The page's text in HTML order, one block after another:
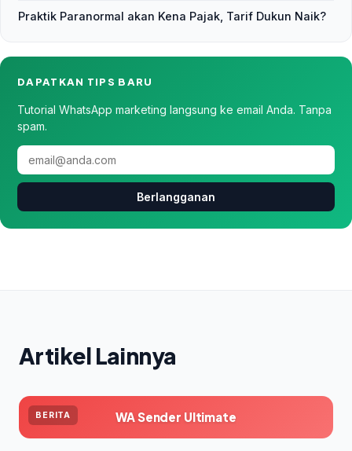
Praktik Paranormal akan Kena Pajak, Tarif Dukun Naik?
DAPATKAN TIPS BARU
Tutorial WhatsApp marketing langsung ke email Anda. Tanpa
spam.
Berlangganan
Artikel Lainnya
BERITA WA Sender Ultimate